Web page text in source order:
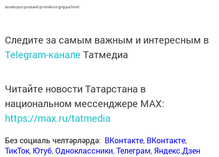
sovetuyut-postavit-privivki-ot-grippa.html
Следите за самым важным и интересным в
Telegram-канале Татмедиа
Читайте новости Татарстана в
национальном мессенджере MАХ:
https://max.ru/tatmedia
Без социаль челтәрләрдә: ВКонтакте, ВКонтакте,
ТикТок, Ютуб,Одноклассники,Телеграм, Яндекс.Дзен